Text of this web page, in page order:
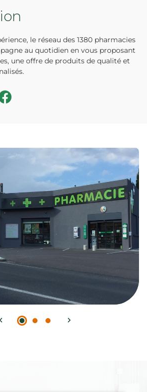
le réseau des 1380 pharmacies
au quotidien en vous proposant
une offre de produits de qualité et